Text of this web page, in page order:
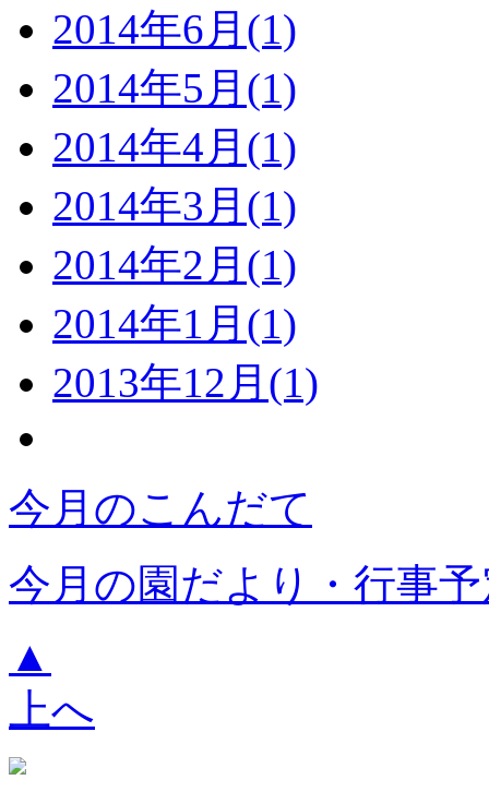
2014年6月(1)
2014年5月(1)
2014年4月(1)
2014年3月(1)
2014年2月(1)
2014年1月(1)
2013年12月(1)
今月のこんだて
今月の園だより・行事
▲
上へ